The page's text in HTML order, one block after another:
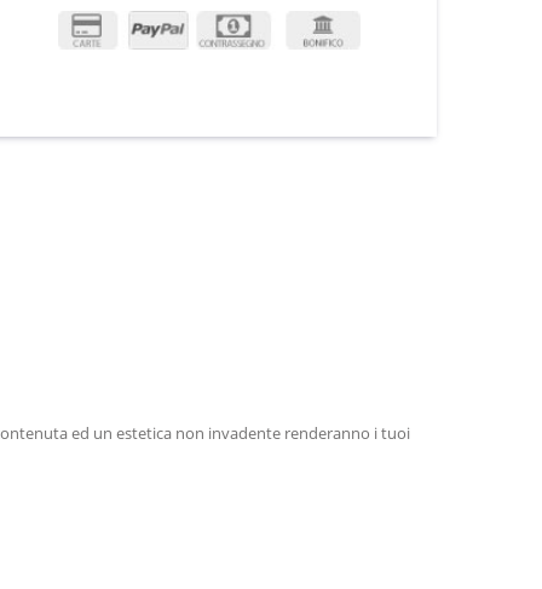
ed un estetica non invadente renderanno i tuoi